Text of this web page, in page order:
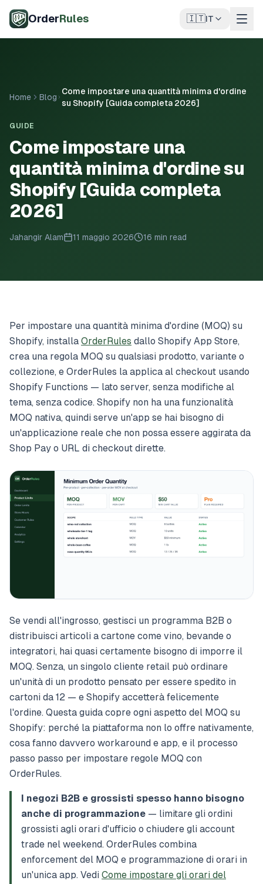
OrderRules 🇮🇹IT
Home Blog
Come impostare una quantità minima d'ordine
su Shopify [Guida completa 2026]
GUIDE
Come impostare una
quantità minima d'ordine su
Shopify [Guida completa
2026]
Jahangir Alam 11 maggio 2026 16 min read
Per impostare una quantità minima d'ordine (MOQ) su
Shopify, installa OrderRules dallo Shopify App Store,
crea una regola MOQ su qualsiasi prodotto, variante o
collezione, e OrderRules la applica al checkout usando
Shopify Functions — lato server, senza modifiche al
tema, senza codice. Shopify non ha una funzionalità
MOQ nativa, quindi serve un'app se hai bisogno di
un'applicazione reale che non possa essere aggirata da
Shop Pay o URL di checkout dirette.
Se vendi all'ingrosso, gestisci un programma B2B o
distribuisci articoli a cartone come vino, bevande o
integratori, hai quasi certamente bisogno di imporre il
MOQ. Senza, un singolo cliente retail può ordinare
un'unità di un prodotto pensato per essere spedito in
cartoni da 12 — e Shopify accetterà felicemente
l'ordine. Questa guida copre ogni aspetto del MOQ su
Shopify: perché la piattaforma non lo offre nativamente,
cosa fanno davvero workaround e app, e il processo
passo passo per impostare regole MOQ con
OrderRules.
I negozi B2B e grossisti spesso hanno bisogno
anche di programmazione — limitare gli ordini
grossisti agli orari d'ufficio o chiudere gli account
trade nel weekend. OrderRules combina
enforcement del MOQ e programmazione di orari in
un'unica app. Vedi Come impostare gli orari del